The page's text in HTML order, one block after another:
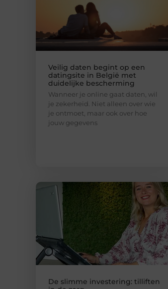
Veilig daten begint op een
datingsite in België met
duidelijke bescherming
Wanneer je online gaat daten, wil
je zekerheid. Niet alleen over wie
je ontmoet, maar ook over hoe
jouw gegevens
De slimme investering: tilliften